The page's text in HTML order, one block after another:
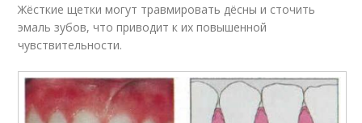
Жёсткие щетки могут травмировать дёсны и сточить
эмаль зубов, что приводит к их повышенной
чувствительности.